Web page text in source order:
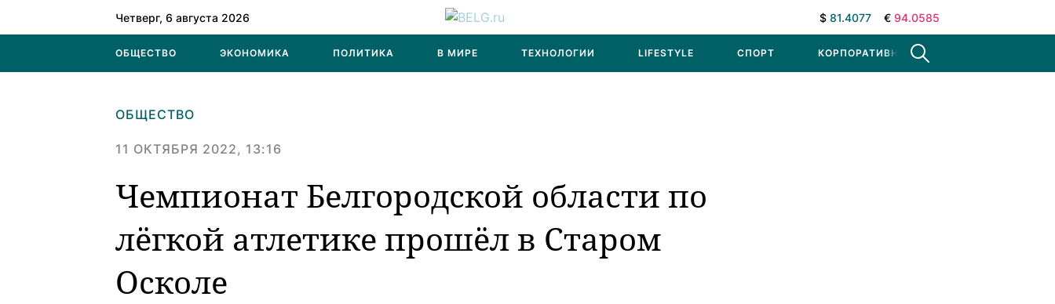
Четверг, 6 августа 2026 $ 81.4077 € 94.0585
ОБЩЕСТВО ЭКОНОМИКА ПОЛИТИКА В МИРЕ ТЕХНОЛОГИИ LIFESTYLE СПОРТ КОРПОРАТИВНЫЕ НОВОСТИ
ОБЩЕСТВО
11 ОКТЯБРЯ 2022, 13:16
Чемпионат Белгородской области по
лёгкой атлетике прошёл в Старом
Осколе